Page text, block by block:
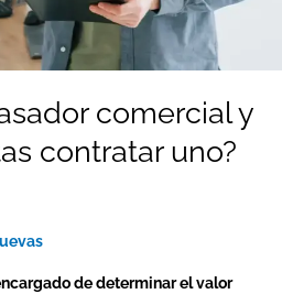
comercial y
contratar uno?
de determinar el valor